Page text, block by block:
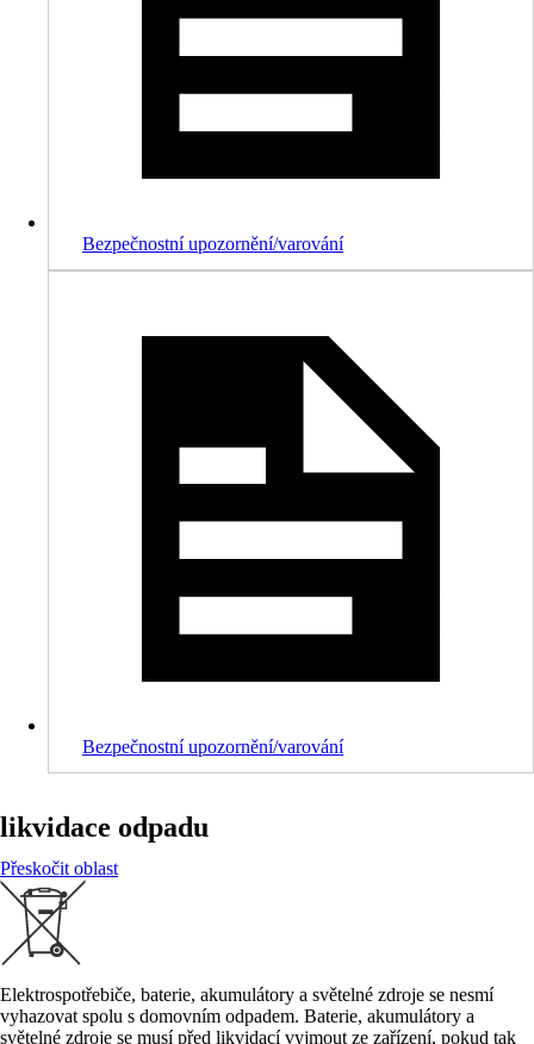
Bezpečnostní upozornění/varování
Bezpečnostní upozornění/varování
likvidace odpadu
Přeskočit oblast
Elektrospotřebiče, baterie, akumulátory a světelné zdroje se nesmí
vyhazovat spolu s domovním odpadem. Baterie, akumulátory a
světelné zdroje se musí před likvidací vyjmout ze zařízení, pokud tak